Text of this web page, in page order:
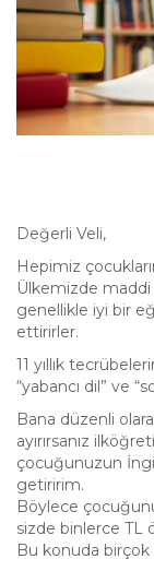
Değerli Veli,
Hepimiz
Ülkemizde
genellikle iyi bir
ettirirler.
11 yıllık
“yabancı dil” ve
Bana düzenli
ayırırsanız
çocuğunuzun
getiririm.
Böylece
sizde binlerce TL
Bu konuda